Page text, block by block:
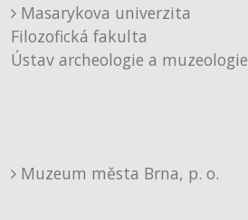
Masarykova univerzita
Filozofická fakulta
Ústav archeologie a muzeologie
Muzeum města Brna, p. o.